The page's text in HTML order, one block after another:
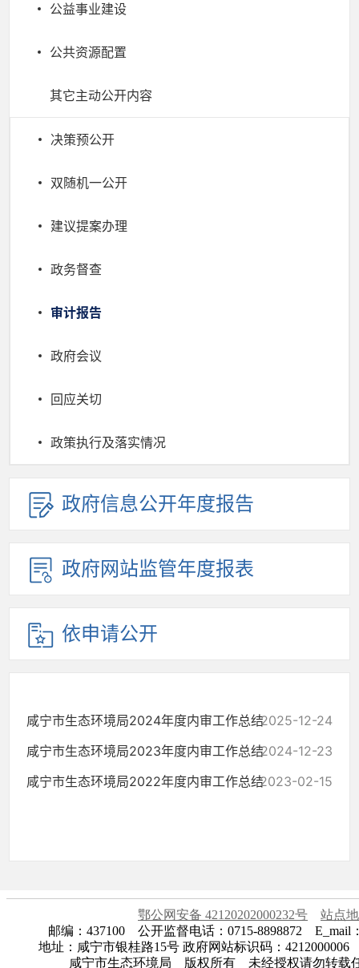
公益事业建设
公共资源配置
其它主动公开内容
决策预公开
双随机一公开
建议提案办理
政务督查
审计报告
政府会议
回应关切
政策执行及落实情况
政府信息公开年度报告
政府网站监管年度报表
依申请公开
咸宁市生态环境局2024年度内审工作总结2025-12-24
咸宁市生态环境局2023年度内审工作总结2024-12-23
咸宁市生态环境局2022年度内审工作总结2023-02-15